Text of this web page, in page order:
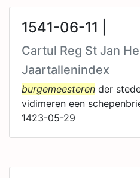
1541-06-11 |
Cartul Reg St Jan
Jaartallenindex
burgemeesteren der
vidimeren een
1423-05-29